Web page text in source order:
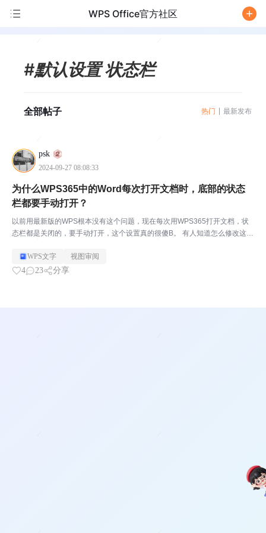
WPS Office官方社区
#默认设置 状态栏
全部帖子 热门 最新发布
psk
2024-09-27 08:08:33
为什么WPS365中的Word每次打开文档时，底部的状态
栏都要手动打开？
以前用最新版的WPS根本没有这个问题，现在每次用WPS365打开文档，状
态栏都是关闭的，要手动打开，这个设置真的很傻B。 有人知道怎么修改这个
WPS文字
视图审阅
4 23 分享